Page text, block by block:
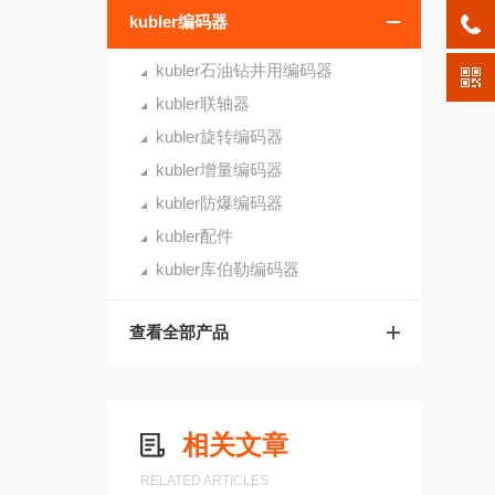
kubler编码器
kubler石油钻井用编码器
kubler联轴器
kubler旋转编码器
kubler增量编码器
kubler防爆编码器
kubler配件
kubler库伯勒编码器
查看全部产品
相关文章
RELATED ARTICLES